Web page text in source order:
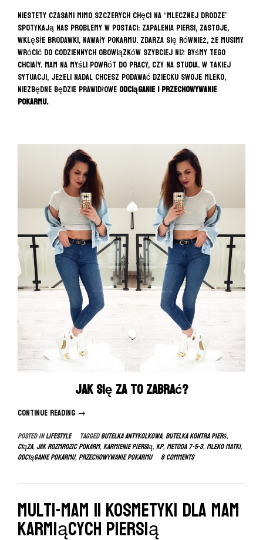
Niestety czasami mimo szczerych chęci na “mlecznej drodze”
spotykają nas problemy w postaci: zapalenia piersi, zastoje,
wklęsłe brodawki, nawały pokarmu. Zdarza się również, że musimy
wrócić do codziennych obowiązków szybciej niż byśmy tego
chciały. Mam na myśli powrót do pracy, czy na studia. W takiej
sytuacji, jeżeli nadal chcesz podawać dziecku swoje mleko,
niezbędne będzie prawidłowe odciąganie i przechowywanie
pokarmu.
Jak się za to zabrać?
Continue reading “Odciąganie
przechowywanie
pokarmu”
→
Posted inLIFESTYLE Taggedbutelka antykolkowa,butelka kontra pierś,
ciąza,jak rozmrozic pokarm,karmienie piersią,kp,metoda 7-5-3,mleko matki,
odciąganie pokarmu,przechowywanie pokarmu 8 Comments
Multi-mam || Kosmetyki dla mam
karmiących piersią